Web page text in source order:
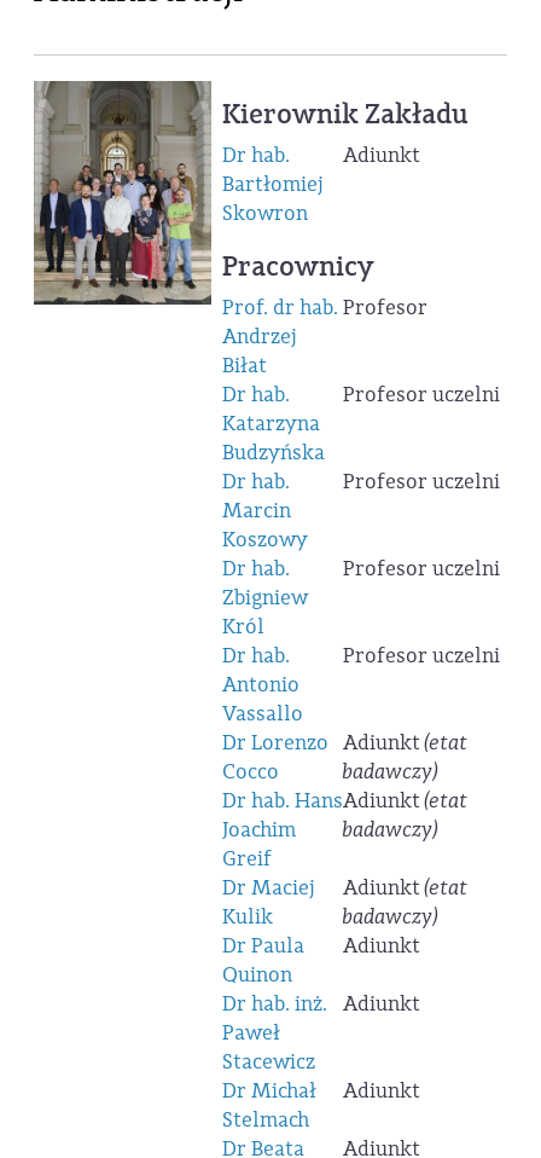
Kierownik Zakładu
Dr hab.
Bartłomiej
Skowron
Adiunkt
Pracownicy
Prof. dr hab.
Andrzej
Biłat
Profesor
Dr hab.
Katarzyna
Budzyńska
Profesor uczelni
Dr hab.
Marcin
Koszowy
Profesor uczelni
Dr hab.
Zbigniew
Król
Profesor uczelni
Dr hab.
Antonio
Vassallo
Profesor uczelni
Dr Lorenzo
Cocco
Adiunkt(etat
badawczy)
Dr hab. Hans
Joachim
Greif
Adiunkt(etat
badawczy)
Dr Maciej
Kulik
Adiunkt(etat
badawczy)
Dr Paula
Quinon
Adiunkt
Dr hab. inż.
Paweł
Stacewicz
Adiunkt
Dr Michał
Stelmach
Adiunkt
Dr Beata
Adiunkt